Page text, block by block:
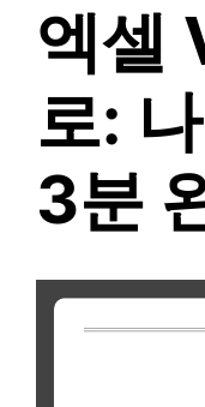
엑셀
로:
3분